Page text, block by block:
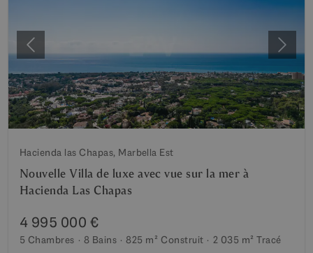
Précédent
Hacienda las Chapas, Marbella Est
Nouvelle Villa de luxe avec vue sur la mer à
Hacienda Las Chapas
4 995 000 €
5 Chambres 8 Bains 825 m² Construit 2 035 m² Tracé